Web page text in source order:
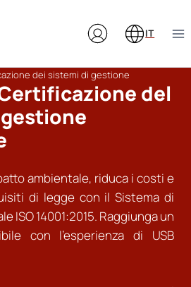
IT
dei sistemi di gestione
del
ambientale, riduca i costi e
di legge con il Sistema di
ISO 14001:2015. Raggiunga un
con l’esperienza di USB